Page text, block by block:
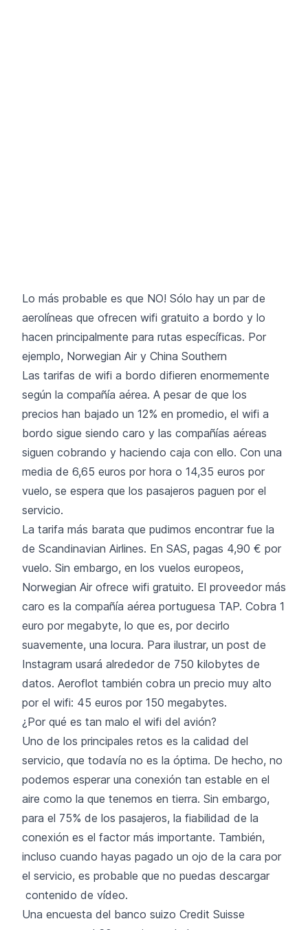
Lo más probable es que NO! Sólo hay un par de
aerolíneas que ofrecen wifi gratuito a bordo y lo
hacen principalmente para rutas específicas. Por
ejemplo, Norwegian Air y China Southern
Las tarifas de wifi a bordo difieren enormemente
según la compañía aérea. A pesar de que los
precios han bajado un 12% en promedio, el wifi a
bordo sigue siendo caro y las compañías aéreas
siguen cobrando y haciendo caja con ello. Con una
media de 6,65 euros por hora o 14,35 euros por
vuelo, se espera que los pasajeros paguen por el
servicio.
La tarifa más barata que pudimos encontrar fue la
de Scandinavian Airlines. En SAS, pagas 4,90 € por
vuelo. Sin embargo, en los vuelos europeos,
Norwegian Air ofrece wifi gratuito. El proveedor más
caro es la compañía aérea portuguesa TAP. Cobra 1
euro por megabyte, lo que es, por decirlo
suavemente, una locura. Para ilustrar, un post de
Instagram usará alrededor de 750 kilobytes de
datos. Aeroflot también cobra un precio muy alto
por el wifi: 45 euros por 150 megabytes.
¿Por qué es tan malo el wifi del avión?
Uno de los principales retos es la calidad del
servicio, que todavía no es la óptima. De hecho, no
podemos esperar una conexión tan estable en el
aire como la que tenemos en tierra. Sin embargo,
para el 75% de los pasajeros, la fiabilidad de la
conexión es el factor más importante. También,
incluso cuando hayas pagado un ojo de la cara por
el servicio, es probable que no puedas descargar
contenido de vídeo.
Una encuesta del banco suizo Credit Suisse